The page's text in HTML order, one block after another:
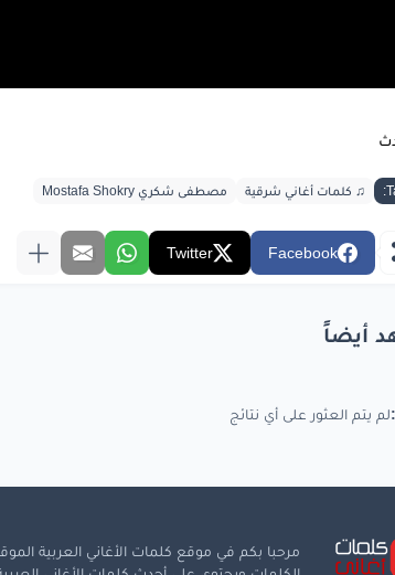
♫ كلمات أغاني شرقية مصطفى شكري Mostafa Shokry
Facebook
Twitter
أيضاً
لم يتم العثور على أي نتائج
مرحبا بكم في موقع كلمات الأغاني العربية